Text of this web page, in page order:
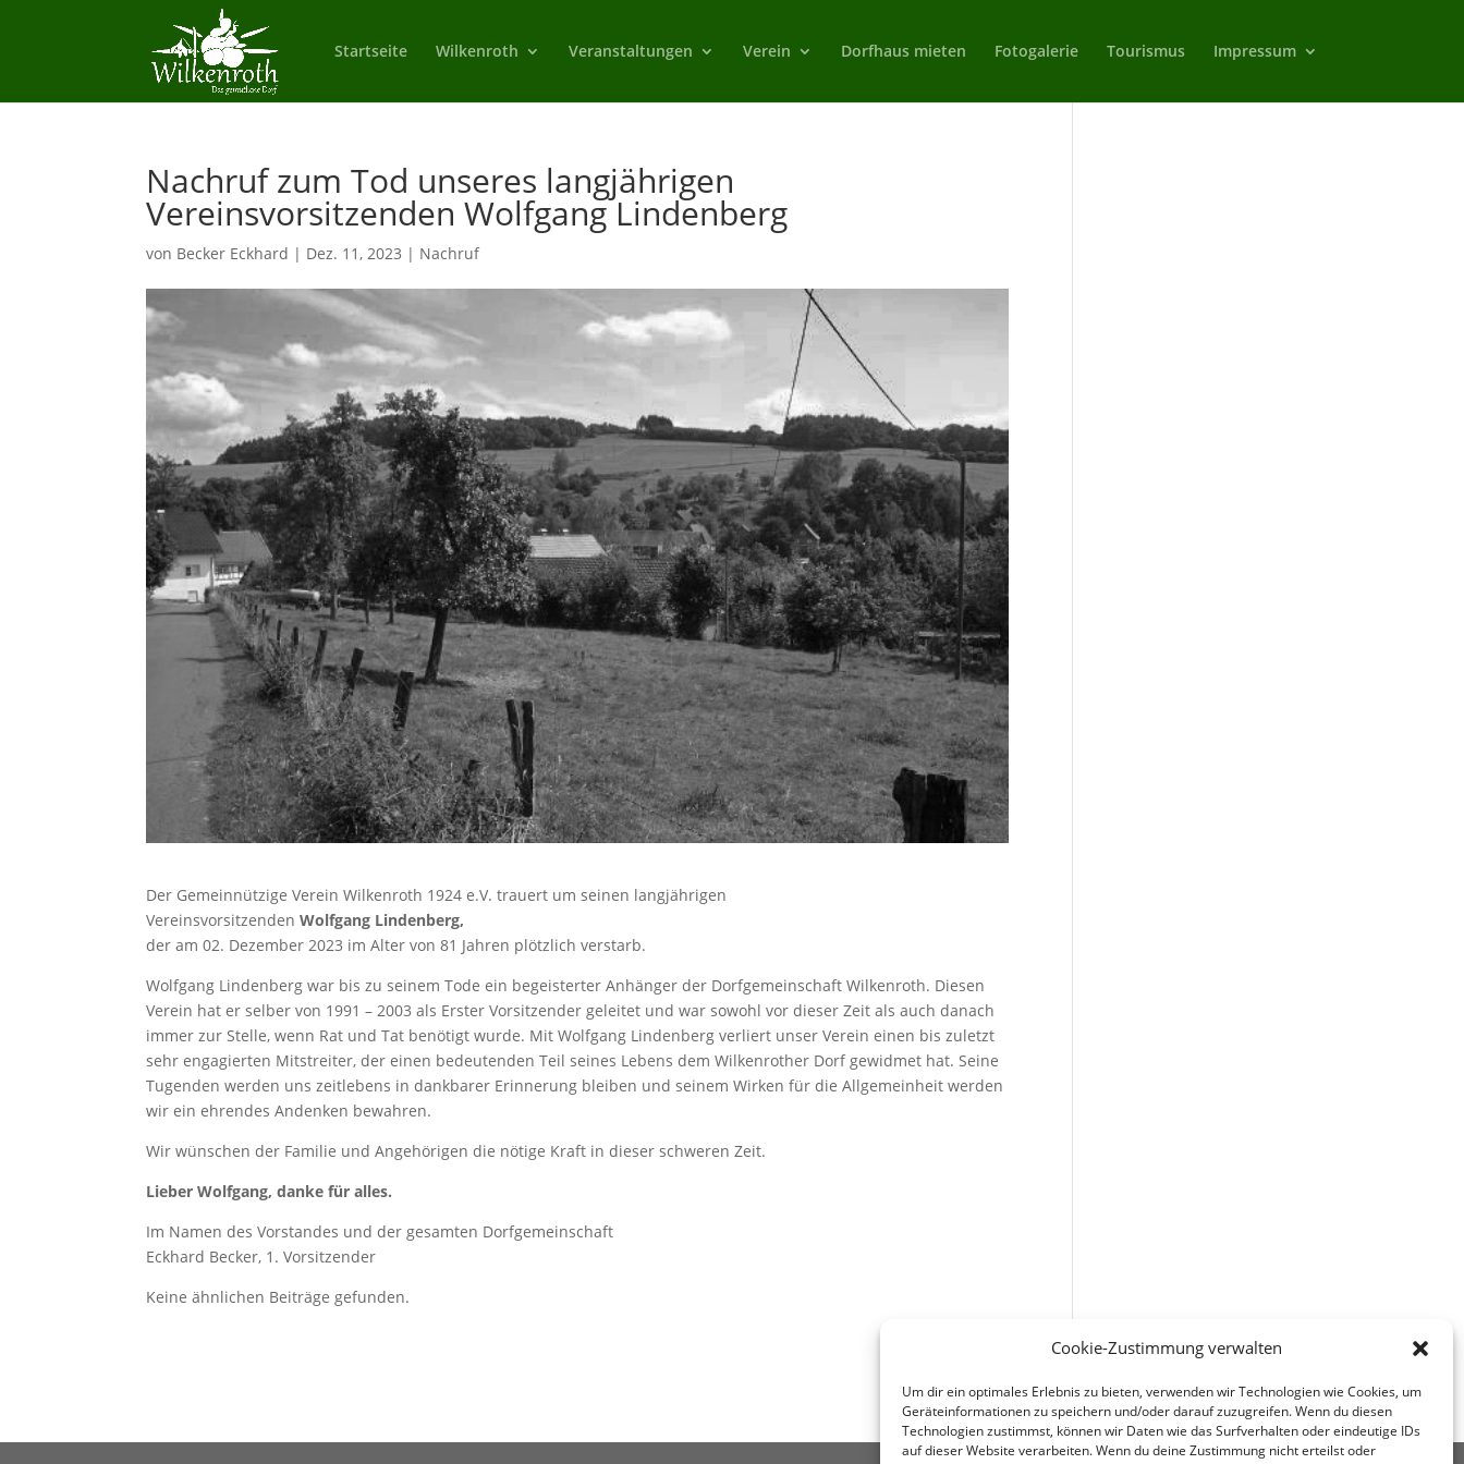
Cookie-Zustimmung verwalten
Um dir ein optimales Erlebnis zu bieten, verwenden wir Technologien wie Cookies, um
Geräteinformationen zu speichern und/oder darauf zuzugreifen. Wenn du diesen
Technologien zustimmst, können wir Daten wie das Surfverhalten oder eindeutige IDs
auf dieser Website verarbeiten. Wenn du deine Zustimmung nicht erteilst oder
Startseite Wilkenroth Veranstaltungen Verein Dorfhaus mieten Fotogalerie Tourismus Impressum
Nachruf zum Tod unseres langjährigen
Vereinsvorsitzenden Wolfgang Lindenberg
von Becker Eckhard | Dez. 11, 2023 | Nachruf
Der Gemeinnützige Verein Wilkenroth 1924 e.V. trauert um seinen langjährigen
VereinsvorsitzendenWolfgang Lindenberg,
der am 02. Dezember 2023 im Alter von 81 Jahren plötzlich verstarb.
Wolfgang Lindenberg war bis zu seinem Tode ein begeisterter Anhänger der Dorfgemeinschaft Wilkenroth. Diesen
Verein hat er selber von 1991 – 2003 als Erster Vorsitzender geleitet und war sowohl vor dieser Zeit als auch danach
immer zur Stelle, wenn Rat und Tat benötigt wurde. Mit Wolfgang Lindenberg verliert unser Verein einen bis zuletzt
sehr engagierten Mitstreiter, der einen bedeutenden Teil seines Lebens dem Wilkenrother Dorf gewidmet hat. Seine
Tugenden werden uns zeitlebens in dankbarer Erinnerung bleiben und seinem Wirken für die Allgemeinheit werden
wir ein ehrendes Andenken bewahren.
Wir wünschen der Familie und Angehörigen die nötige Kraft in dieser schweren Zeit.
Lieber Wolfgang, danke für alles.
Im Namen des Vorstandes und der gesamten Dorfgemeinschaft
Eckhard Becker, 1. Vorsitzender
Keine ähnlichen Beiträge gefunden.